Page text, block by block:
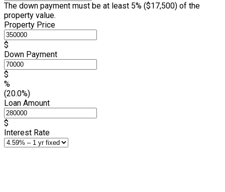
The down payment must be at least 5% ($17,500) of the
property value.
Property Price
$
Down Payment
$
%
(20.0%)
Loan Amount
$
Interest Rate